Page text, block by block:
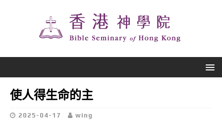
使人得生命的主
2025-04-17 wing